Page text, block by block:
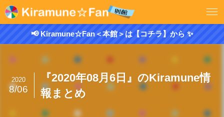
📢 Kiramune☆Fan＜本館＞は【コチラ】から ✨
『2020年08月6日』のKiramune情
報まとめ
2020
8/06